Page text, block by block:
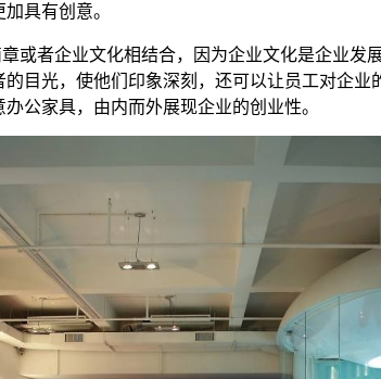
具有创意。
或者企业文化相结合，因为企业文化是企业发
目光，使他们印象深刻，还可以让员工对企
公家具，由内而外展现企业的创业性。